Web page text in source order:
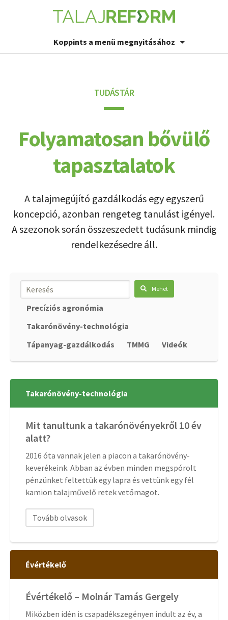
Koppints a menü megnyitásához
TUDÁSTÁR
Folyamatosan bővülő
tapasztalatok
A talajmegújító gazdálkodás egy egyszerű
koncepció, azonban rengeteg tanulást igényel.
A szezonok során összeszedett tudásunk mindig
rendelkezésedre áll.
Keresés: Mehet
Precíziós agronómia
Takarónövény-technológia
Tápanyag-gazdálkodás
TMMG Videók
Takarónövény-technológia
Mit tanultunk a takarónövényekről 10 év
alatt?
2016 óta vannak jelen a piacon a takarónövény-
keverékeink. Abban az évben minden megspórolt
pénzünket feltettük egy lapra és vettünk egy fél
kamion talajművelő retek vetőmagot.
Tovább olvasok
Évértékelő
Évértékelő – Molnár Tamás Gergely
Miközben idén is csapadékszegényen indult az év, a